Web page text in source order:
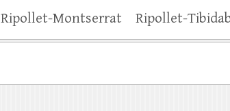
Ripollet-Montserrat Ripollet-